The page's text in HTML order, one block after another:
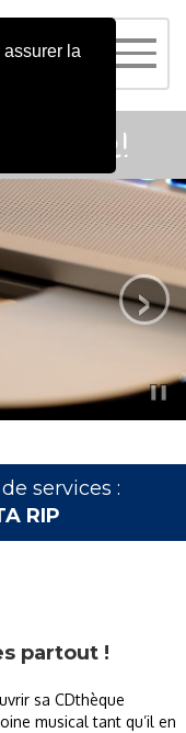
la
›
services :
RIP
partout !
sa CDthèque
musical tant qu’il en